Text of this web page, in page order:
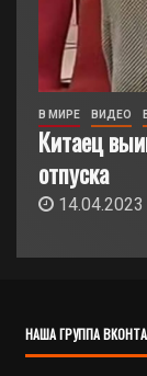
В МИРЕ ВИДЕО
Китаец
отпуска
14.04.2023
НАША ГРУППА